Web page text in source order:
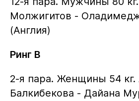
Молжигитов -
(Англия)
Ринг B
2-я пара. Женщины 54 кг.
Балкибекова - Дайана